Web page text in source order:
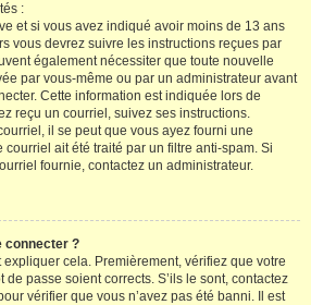
:
et si vous avez indiqué avoir moins de 13 ans
vous devrez suivre les instructions reçues par
également nécessiter que toute nouvelle
par vous-même ou par un administrateur avant
Cette information est indiquée lors de
reçu un courriel, suivez ses instructions.
il se peut que vous ayez fourni une
ait été traité par un filtre anti-spam. Si
fournie, contactez un administrateur.
connecter ?
cela. Premièrement, vérifiez que votre
de passe soient corrects. S’ils le sont, contactez
vérifier que vous n’avez pas été banni. Il est